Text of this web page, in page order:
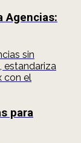
Agencias:
sin
estandariza
con el
para